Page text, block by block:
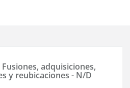
Fusiones, adquisiciones,
y reubicaciones - N/D